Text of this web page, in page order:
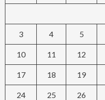
3 4 5
10 11 12
17 18 19
24 25 26